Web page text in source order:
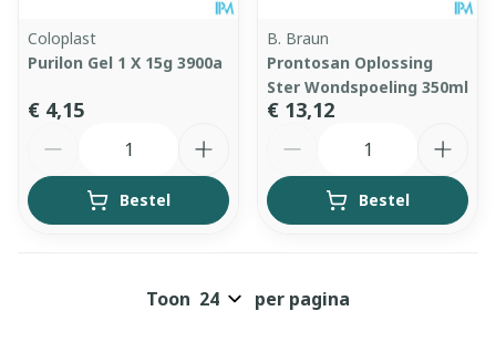
Coloplast
Purilon Gel 1 X 15g 3900a
€ 4,15
Bestel
B. Braun
Prontosan Oplossing
Ster Wondspoeling 350ml
€ 13,12
Bestel
Toon per pagina